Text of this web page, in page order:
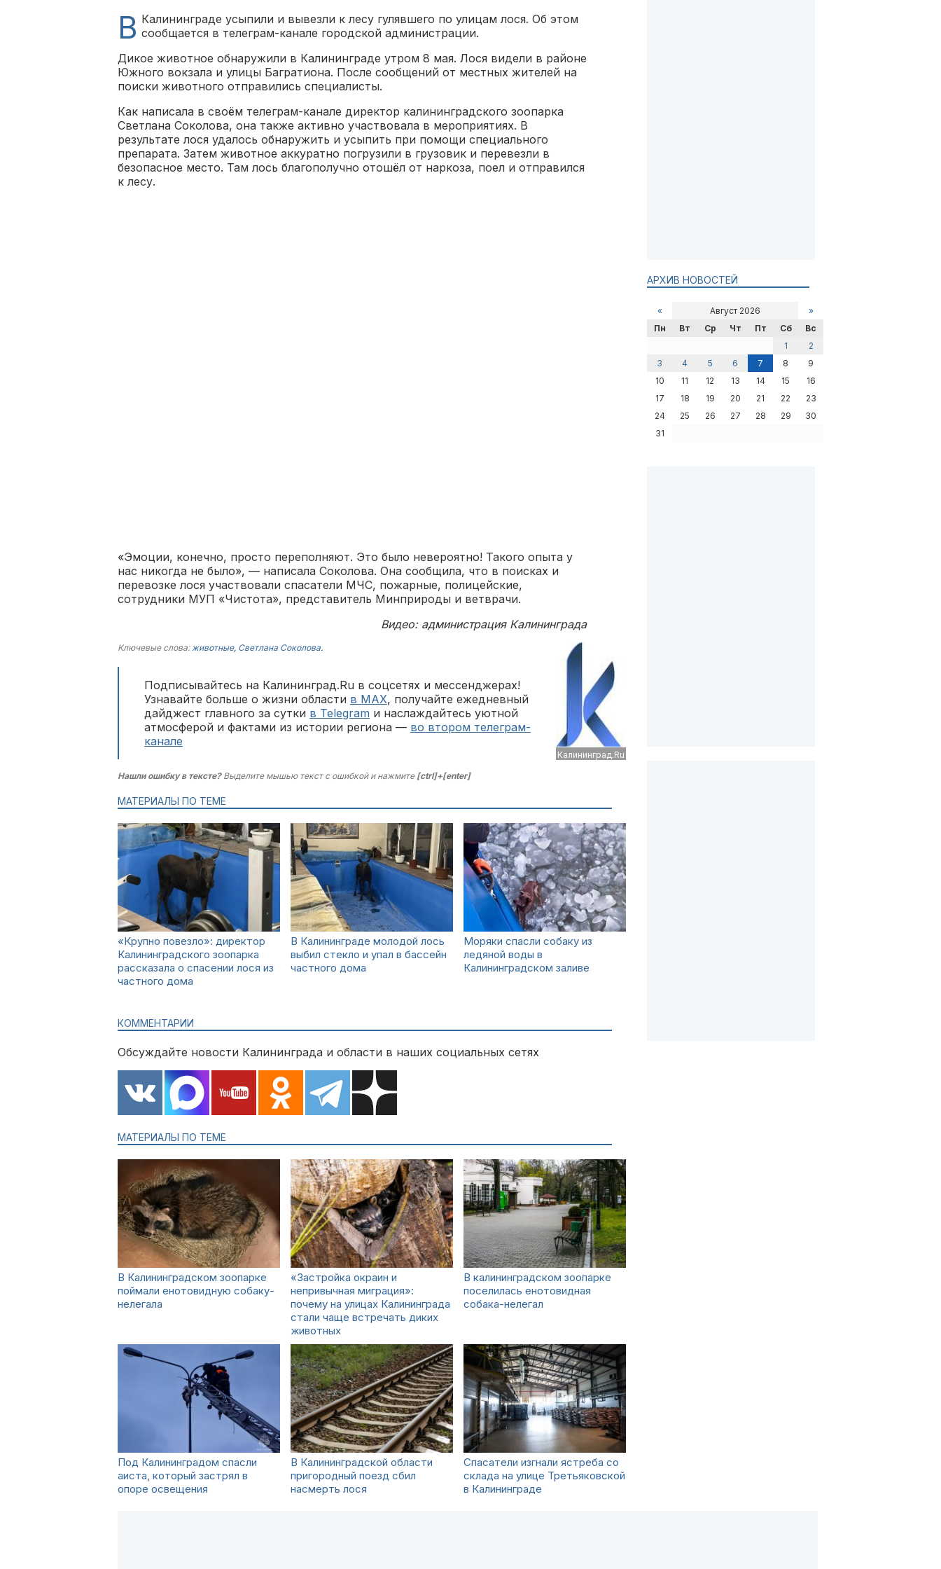
В Калининграде усыпили и вывезли к лесу гулявшего по улицам лося. Об этом
сообщается в телеграм-канале городской администрации.
Дикое животное обнаружили в Калининграде утром 8 мая. Лося видели в районе
Южного вокзала и улицы Багратиона. После сообщений от местных жителей на
поиски животного отправились специалисты.
Как написала в своём телеграм-канале директор калининградского зоопарка
Светлана Соколова, она также активно участвовала в мероприятиях. В
результате лося удалось обнаружить и усыпить при помощи специального
препарата. Затем животное аккуратно погрузили в грузовик и перевезли в
безопасное место. Там лось благополучно отошёл от наркоза, поел и отправился
к лесу.
«Эмоции, конечно, просто переполняют. Это было невероятно! Такого опыта у
нас никогда не было», — написала Соколова. Она сообщила, что в поисках и
перевозке лося участвовали спасатели МЧС, пожарные, полицейские,
сотрудники МУП «Чистота», представитель Минприроды и ветврачи.
Видео: администрация Калининграда
Калининград.Ru
Ключевые слова:животные, Светлана Соколова.
Подписывайтесь на Калининград.Ru в соцсетях и мессенджерах!
Узнавайте больше о жизни области в MAX, получайте ежедневный
дайджест главного за сутки в Telegram и наслаждайтесь уютной
атмосферой и фактами из истории региона — во втором телеграм-
канале
Нашли ошибку в тексте?Выделите мышью текст с ошибкой и нажмите [ctrl]+[enter]
МАТЕРИАЛЫ ПО ТЕМЕ
«Крупно повезло»: директор
Калининградского зоопарка
рассказала о спасении лося из
частного дома
В Калининграде молодой лось
выбил стекло и упал в бассейн
частного дома
Моряки спасли собаку из
ледяной воды в
Калининградском заливе
КОММЕНТАРИИ
Обсуждайте новости Калининграда и области в наших социальных сетях
МАТЕРИАЛЫ ПО ТЕМЕ
В Калининградском зоопарке
поймали енотовидную собаку-
нелегала
«Застройка окраин и
непривычная миграция»:
почему на улицах Калининграда
стали чаще встречать диких
животных
В калининградском зоопарке
поселилась енотовидная
собака-нелегал
Под Калининградом спасли
аиста, который застрял в
опоре освещения
В Калининградской области
пригородный поезд сбил
насмерть лося
Спасатели изгнали ястреба со
склада на улице Третьяковской
в Калининграде
АРХИВ НОВОСТЕЙ
« Август 2026
»
Пн
Вт Ср Чт Пт Сб
Вс
1
2
3
4 5 6 7 8
9
10
11 12 13 14 15
16
17
18 19 20 21 22
23
24
25 26 27 28 29
30
31